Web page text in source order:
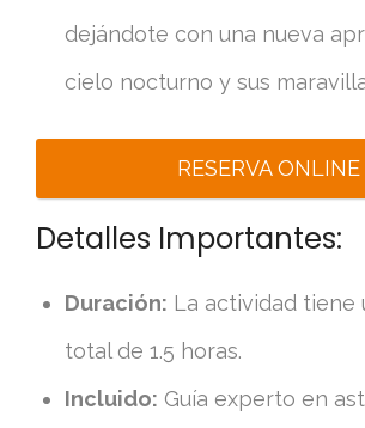
dejándote con una nueva
cielo nocturno y sus
RESERVA ONLINE
Detalles Importantes:
Duración: La actividad tiene
total de 1.5 horas.
Incluido: Guía experto en